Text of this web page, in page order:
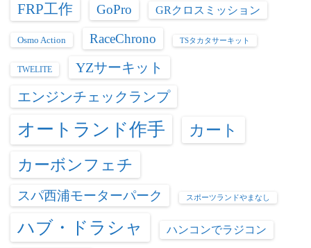
FRP工作 GoPro GRクロスミッション
Osmo Action RaceChrono TSタカタサーキット
TWELITE
YZサーキット
エンジンチェックランプ
オートランド作手
カート
カーボンフェチ
スパ西浦モーターパーク スポーツランドやまなし
ハブ・ドラシャ ハンコンでラジコン